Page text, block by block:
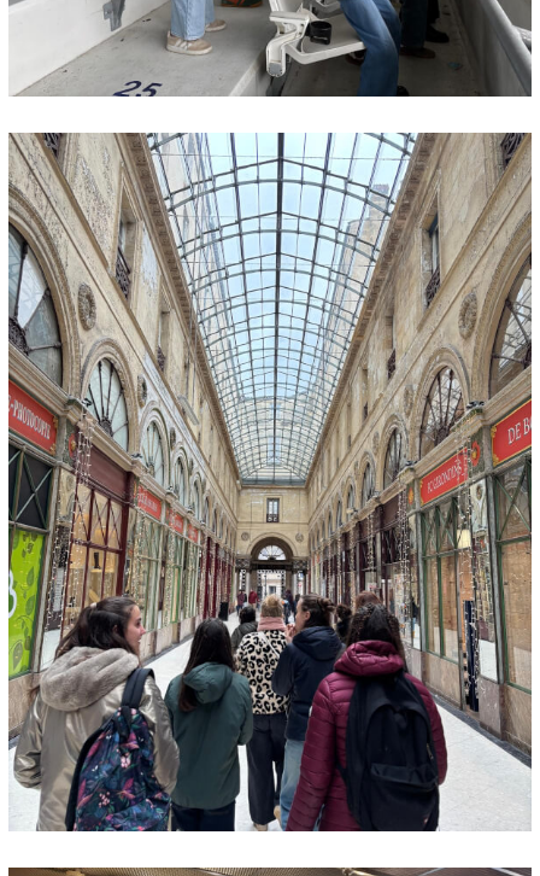
Pèlerinage
ÉGLISES
Toutes les églises
Saint-Jean-Pied-de-Port
Anhaux
Arnéguy
Ascarat
Çaro
Esterençuby
Ispoure
Jaxu
Lasse
Saint-Michel
Uhart-Cize
Saint-Sauveur d'Iraty
Saint-Jean-le-Vieux
Ahaxe
Aincille
Ainhice-Mongelos
Alciette
Bascassan
Behorléguy
Bussunaritz-Sarrasquette
Bustince
Iriberry
Gamarthe
Lacarre
Lecumberry
Mendive
Saint-Jacques du Baïgura
Bidarray
Irissarry
Ossès
Saint-Martin-d’Arrossa
Suhescun
Le Bon Pasteur
Saint-Étienne-de-Baïgorry
Banca
Urepel
Aldudes